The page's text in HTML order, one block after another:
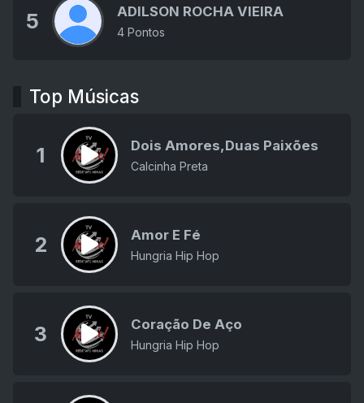
5 ADILSON ROCHA VIEIRA
4 Pontos
Top Músicas
1 Dois Amores,Duas Paixões
Calcinha Preta
2 Amor E Fé
Hungria Hip Hop
3 Coração De Aço
Hungria Hip Hop